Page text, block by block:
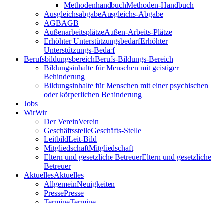
MethodenhandbuchMethoden-Handbuch
AusgleichsabgabeAusgleichs-Abgabe
AGBAGB
AußenarbeitsplätzeAußen-Arbeits-Plätze
Erhöhter UnterstützungsbedarfErhöhter
Unterstützungs-Bedarf
BerufsbildungsbereichBerufs-Bildungs-Bereich
Bildungsinhalte für Menschen mit geistiger
Behinderung
Bildungsinhalte für Menschen mit einer psychischen
oder körperlichen Behinderung
Jobs
WirWir
Der VereinVerein
GeschäftsstelleGeschäfts-Stelle
LeitbildLeit-Bild
MitgliedschaftMitgliedschaft
Eltern und gesetzliche BetreuerEltern und gesetzliche
Betreuer
AktuellesAktuelles
AllgemeinNeuigkeiten
PressePresse